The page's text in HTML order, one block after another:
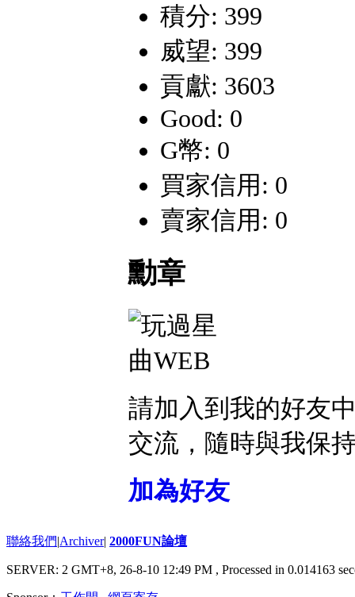
積分: 399
威望: 399
貢獻: 3603
Good: 0
G幣: 0
買家信用: 0
賣家信用: 0
勳章
請加入到我的好友
交流，隨時與我保
加為好友
聯絡我們|Archiver| 2000FUN論壇
SERVER: 2 GMT+8, 26-8-10 12:49 PM , Processed in 0.014163